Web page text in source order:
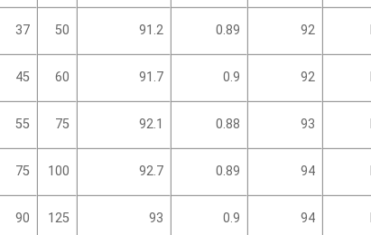
37 50 91.2 0.89 92
45 60 91.7 0.9 92
55 75 92.1 0.88 93
75 100 92.7 0.89 94
90 125 93 0.9 94